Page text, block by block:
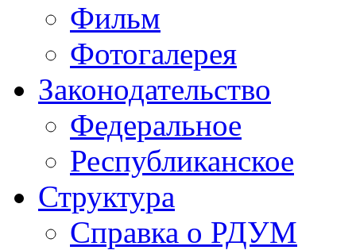
Фильм
Фотогалерея
Законодательство
Федеральное
Республиканское
Структура
Справка о РДУМ